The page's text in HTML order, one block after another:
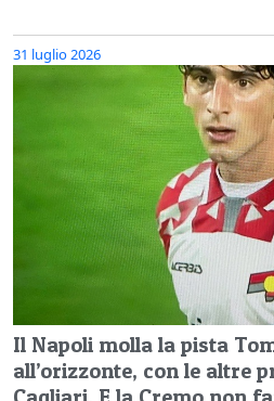
31 luglio 2026
Il Napoli molla la pista
all’orizzonte, con le altre